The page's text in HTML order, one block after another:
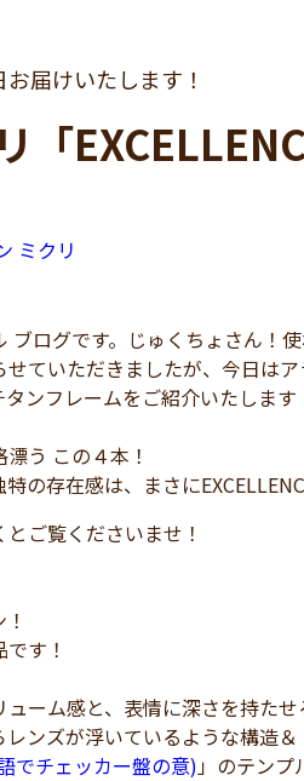
届けいたします！
「
ミクリ
ログです。じゅくちょさん！使
ていただきましたが、今日は
タンフレームをご紹介いたします
う この４本！
の存在感は、まさに
ご覧くださいませ！
す！
ーム感と、表情に深さを持たせ
ンズが浮いているような構造＆
でチェッカー盤の意)」のテンプ